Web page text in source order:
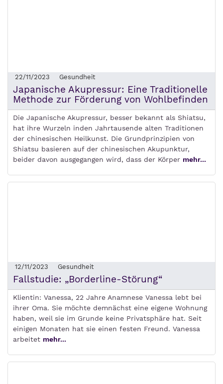
22/11/2023 Gesundheit
Japanische Akupressur: Eine Traditionelle
Methode zur Förderung von Wohlbefinden
Die Japanische Akupressur, besser bekannt als Shiatsu,
hat ihre Wurzeln inden Jahrtausende alten Traditionen
der chinesischen Heilkunst. Die Grundprinzipien von
Shiatsu basieren auf der chinesischen Akupunktur,
beider davon ausgegangen wird, dass der Körper mehr...
12/11/2023 Gesundheit
Fallstudie: „Borderline-Störung“
Klientin: Vanessa, 22 Jahre Anamnese Vanessa lebt bei
ihrer Oma. Sie möchte demnächst eine eigene Wohnung
haben, weil sie im Grunde keine Privatsphäre hat. Seit
einigen Monaten hat sie einen festen Freund. Vanessa
arbeitet mehr...